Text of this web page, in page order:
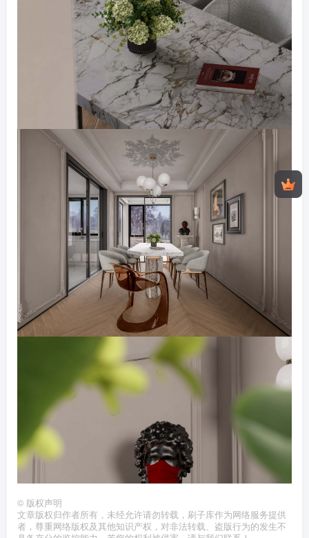
© 版权声明
文章版权归作者所有，未经允许请勿转载，刷子库作为网络服务提供
者，尊重网络版权及其他知识产权，对非法转载、盗版行为的发生不